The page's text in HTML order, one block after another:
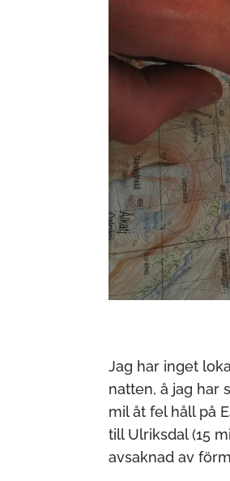
Jag har inget
natten, å jag har
mil åt fel håll på
till Ulriksdal (15
avsaknad av